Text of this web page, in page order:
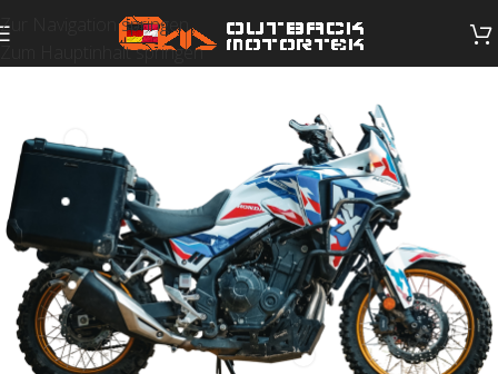
Zur Navigation springen
Zum Hauptinhalt springen